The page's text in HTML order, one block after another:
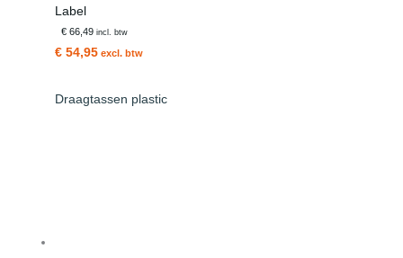
Label
€ 66,49incl. btw
€ 54,95 excl. btw
Draagtassen plastic